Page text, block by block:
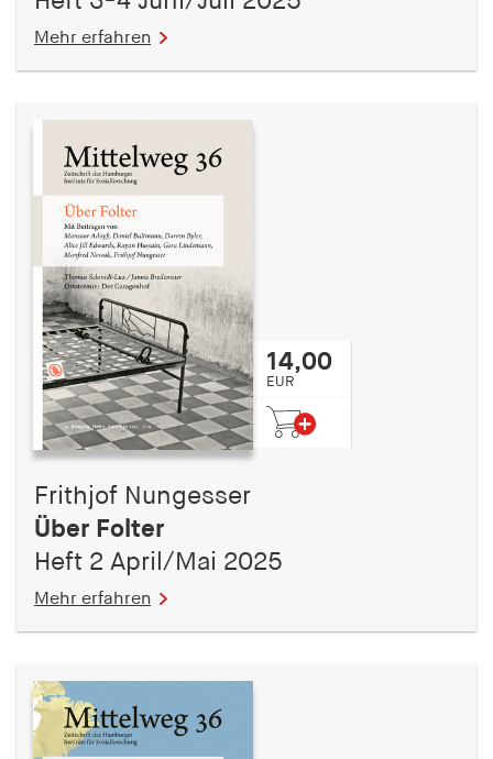
Mehr erfahren
14,00
EUR
Frithjof Nungesser
Über Folter
Heft 2 April/Mai 2025
Mehr erfahren